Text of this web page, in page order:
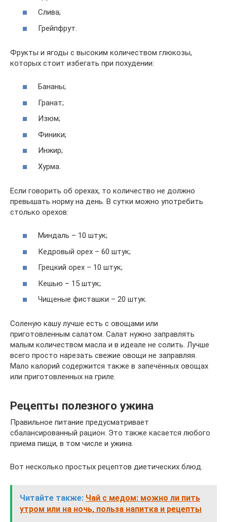
Слива;
Грейпфрут.
Фрукты и ягоды с высоким количеством глюкозы,
которых стоит избегать при похудении:
Бананы;
Гранат;
Изюм;
Финики;
Инжир;
Хурма.
Если говорить об орехах, то количество не должно
превышать норму на день. В сутки можно употребить
столько орехов:
Миндаль – 10 штук;
Кедровый орех – 60 штук;
Грецкий орех – 10 штук;
Кешью – 15 штук;
Чищеные фисташки – 20 штук.
Соленую кашу лучше есть с овощами или
приготовленным салатом. Салат нужно заправлять
малым количеством масла и в идеале не солить. Лучше
всего просто нарезать свежие овощи не заправляя.
Мало калорий содержится также в запечённых овощах
или приготовленных на гриле.
Рецепты полезного ужина
Правильное питание предусматривает
сбалансированный рацион. Это также касается любого
приема пищи, в том числе и ужина.
Вот несколько простых рецептов диетических блюд.
Читайте также: Чай с медом: можно ли пить
утром или на ночь, польза напитка и рецепты